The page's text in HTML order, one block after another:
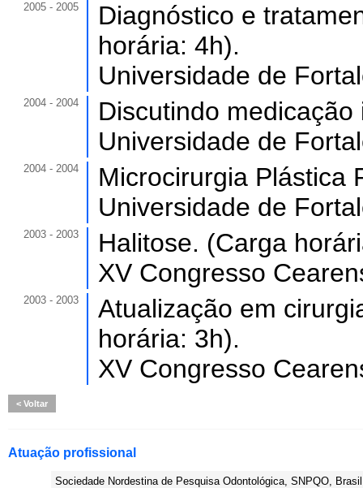
2005 - 2005
Diagnóstico e
horária: 4h).
Universidade de
2004 - 2004
Discutindo
Universidade de
2004 - 2004
Microcirurgia Plástica
Universidade de
2003 - 2003
Halitose. (Carga
XV Congresso
2003 - 2003
Atualização em
horária: 3h).
XV Congresso
Voltar
Atuação profissional
Sociedade Nordestina de Pesquisa Odontológica, SNPQO,